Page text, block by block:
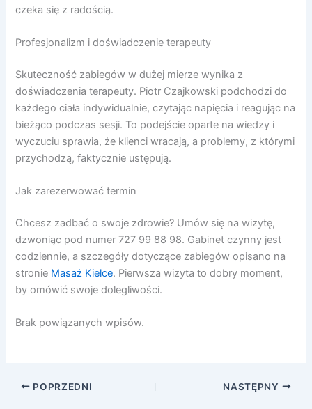
czeka się z radością.
Profesjonalizm i doświadczenie terapeuty
Skuteczność zabiegów w dużej mierze wynika z
doświadczenia terapeuty. Piotr Czajkowski podchodzi do
każdego ciała indywidualnie, czytając napięcia i reagując na
bieżąco podczas sesji. To podejście oparte na wiedzy i
wyczuciu sprawia, że klienci wracają, a problemy, z którymi
przychodzą, faktycznie ustępują.
Jak zarezerwować termin
Chcesz zadbać o swoje zdrowie? Umów się na wizytę,
dzwoniąc pod numer 727 99 88 98. Gabinet czynny jest
codziennie, a szczegóły dotyczące zabiegów opisano na
stronie Masaż Kielce. Pierwsza wizyta to dobry moment,
by omówić swoje dolegliwości.
Brak powiązanych wpisów.
POPRZEDNI NASTĘPNY